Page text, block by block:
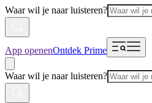
Waar wil je naar luisteren?
App openenOntdek Prime
Waar wil je naar luisteren?